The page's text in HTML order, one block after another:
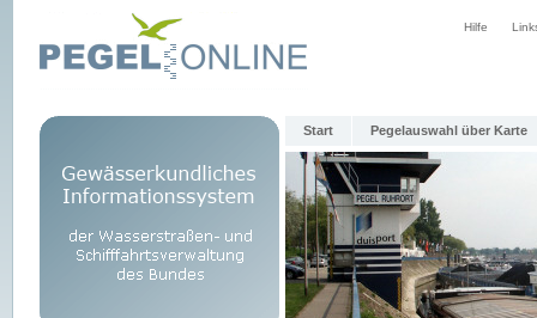
Hilfe
Start Pegelauswahl über Karte